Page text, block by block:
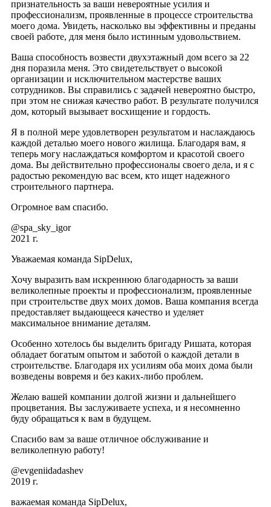
признательность за ваши невероятные усилия и
профессионализм, проявленные в процессе строительства
моего дома. Увидеть, насколько вы эффективны и преданы
своей работе, для меня было истинным удовольствием.
Ваша способность возвести двухэтажный дом всего за 22
дня поразила меня. Это свидетельствует о высокой
организации и исключительном мастерстве ваших
сотрудников. Вы справились с задачей невероятно быстро,
при этом не снижая качество работ. В результате получился
дом, который вызывает восхищение и гордость.
Я в полной мере удовлетворен результатом и наслаждаюсь
каждой деталью моего нового жилища. Благодаря вам, я
теперь могу наслаждаться комфортом и красотой своего
дома. Вы действительно профессионалы своего дела, и я с
радостью рекомендую вас всем, кто ищет надежного
строительного партнера.
Огромное вам спасибо.
@spa_sky_igor
2021 г.
Уважаемая команда SipDelux,
Хочу выразить вам искреннюю благодарность за ваши
великолепные проекты и профессионализм, проявленные
при строительстве двух моих домов. Ваша компания всегда
предоставляет выдающееся качество и уделяет
максимальное внимание деталям.
Особенно хотелось бы выделить бригаду Ришата, которая
обладает богатым опытом и заботой о каждой детали в
строительстве. Благодаря их усилиям оба моих дома были
возведены вовремя и без каких-либо проблем.
Желаю вашей компании долгой жизни и дальнейшего
процветания. Вы заслуживаете успеха, и я несомненно
буду обращаться к вам в будущем.
Спасибо вам за ваше отличное обслуживание и
великолепную работу!
@evgeniidadashev
2019 г.
важаемая команда SipDelux,